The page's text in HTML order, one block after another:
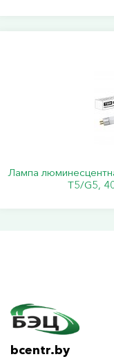
Лампа
Т5/G5,
bcentr.by